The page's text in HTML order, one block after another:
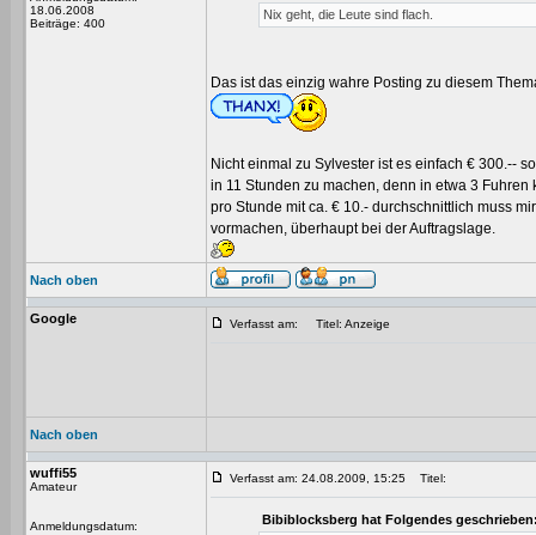
18.06.2008
Beiträge: 400
Nix geht, die Leute sind flach.
Das ist das einzig wahre Posting zu diesem
Nicht einmal zu Sylvester ist es einfach € 300.--
in 11 Stunden zu machen, denn in etwa 3 Fuhren
pro Stunde mit ca. € 10.- durchschnittlich muss
vormachen, überhaupt bei der Auftragslage.
Nach oben
Google Verfasst am: Titel: Anzeige
Nach oben
wuffi55
Amateur
Anmeldungsdatum:
Verfasst am: 24.08.2009, 15:25 Titel:
Bibiblocksberg hat Folgendes